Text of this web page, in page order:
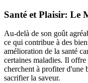
Santé et Plaisir: Le
Au-delà de son goût
ce qui contribue à des
amélioration de la santé
certaines maladies. Il
cherchent à profiter d'une
sacrifier la saveur.